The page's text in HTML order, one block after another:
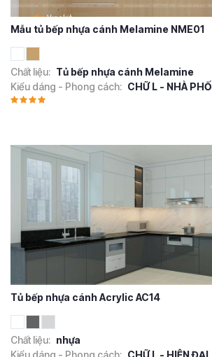
Mẫu tủ bếp nhựa cánh Melamine NME01
Chất liệu: Tủ bếp nhựa cánh Melamine
Kiểu dáng - Phong cách: CHỮ L - NHÀ PHỐ
Tủ bếp nhựa cánh Acrylic AC14
Chất liệu: nhựa